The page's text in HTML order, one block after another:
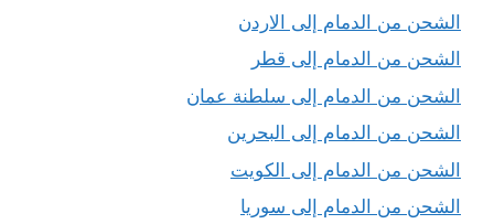
الشحن من الدمام إلى الاردن
الشحن من الدمام إلى قطر
الشحن من الدمام إلى سلطنة عمان
الشحن من الدمام إلى البحرين
الشحن من الدمام إلى الكويت
الشحن من الدمام إلى سوريا